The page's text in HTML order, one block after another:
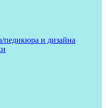
и дизайна